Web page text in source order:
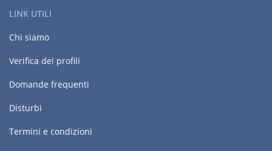
LINK UTILI
Chi siamo
Verifica dei profili
Domande frequenti
Disturbi
Termini e condizioni